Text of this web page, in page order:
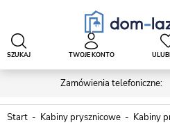
Zamówienia telefoniczne:
SZUKAJ TWOJE KONTO
Start Kabiny prysznicowe Kabiny